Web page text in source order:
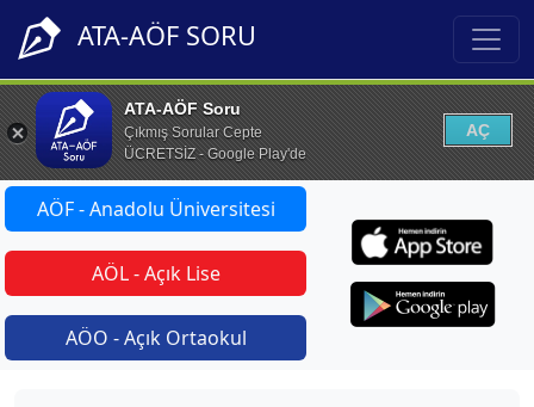
ATA-AÖF SORU
ATA-AÖF Soru
Çıkmış Sorular Cepte
ÜCRETSİZ - Google Play'de
AÇ
AÖF - Anadolu Üniversitesi
AÖL - Açık Lise
AÖO - Açık Ortaokul